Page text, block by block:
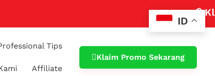
📢 Klaim
Tips
Affiliate
Klaim Promo Sekarang
ID